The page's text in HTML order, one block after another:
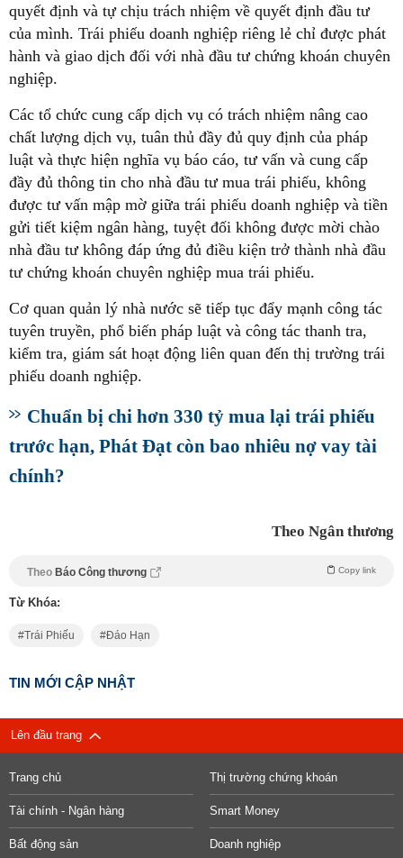
quyết định và tự chịu trách nhiệm về quyết định đầu tư
của mình. Trái phiếu doanh nghiệp riêng lẻ chỉ được phát
hành và giao dịch đối với nhà đầu tư chứng khoán chuyên
nghiệp.
Các tổ chức cung cấp dịch vụ có trách nhiệm nâng cao
chất lượng dịch vụ, tuân thủ đầy đủ quy định của pháp
luật và thực hiện nghĩa vụ báo cáo, tư vấn và cung cấp
đầy đủ thông tin cho nhà đầu tư mua trái phiếu, không
được tư vấn mập mờ giữa trái phiếu doanh nghiệp và tiền
gửi tiết kiệm ngân hàng, tuyệt đối không được mời chào
nhà đầu tư không đáp ứng đủ điều kiện trở thành nhà đầu
tư chứng khoán chuyên nghiệp mua trái phiếu.
Cơ quan quản lý nhà nước sẽ tiếp tục đẩy mạnh công tác
tuyên truyền, phổ biến pháp luật và công tác thanh tra,
kiểm tra, giám sát hoạt động liên quan đến thị trường trái
phiếu doanh nghiệp.
Chuẩn bị chi hơn 330 tỷ mua lại trái phiếu
trước hạn, Phát Đạt còn bao nhiêu nợ vay tài
chính?
Theo Ngân thương
Theo Báo Công thương Copy link
Từ Khóa:
Trái Phiếu Đáo Hạn
TIN MỚI CẬP NHẬT
Lên đầu trang
Trang chủ Thị trường chứng khoán
Tài chính - Ngân hàng Smart Money
Bất động sản Doanh nghiệp